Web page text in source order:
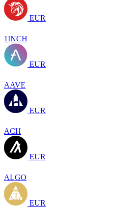
EUR
1INCH
EUR
AAVE
EUR
ACH
EUR
ALGO
EUR